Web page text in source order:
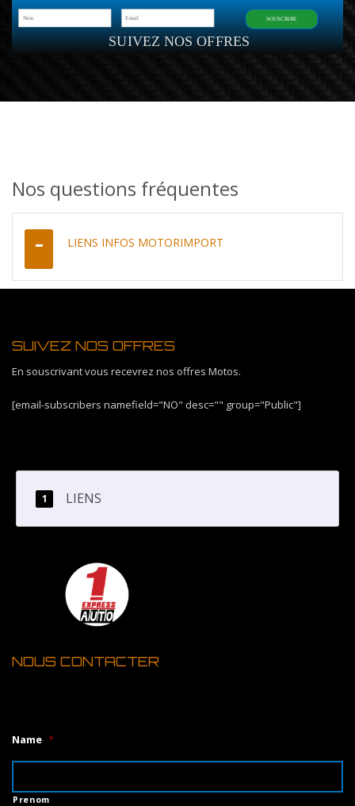
SUIVEZ NOS OFFRES
SOUSCRIRE
Nos questions fréquentes
LIENS INFOS MOTORIMPORT
SUIVEZ NOS OFFRES
En souscrivant vous recevrez nos offres Motos.
[email-subscribers namefield="NO" desc="" group="Public"]
LIENS
NOUS CONTACTER
Name *
Prenom